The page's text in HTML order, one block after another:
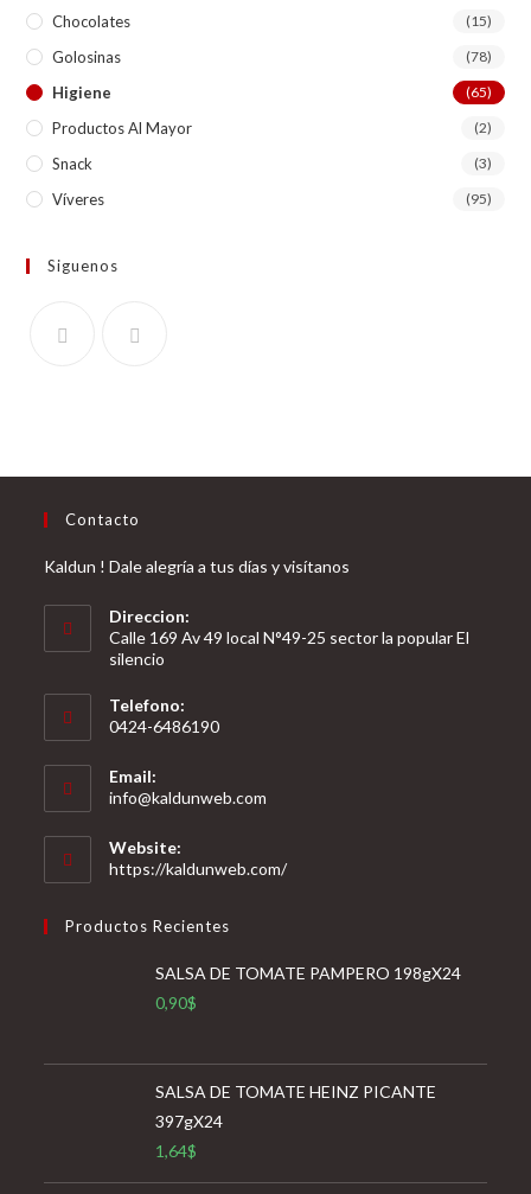
Chocolates (15)
Golosinas (78)
Higiene (65)
Productos Al Mayor (2)
Snack (3)
Víveres (95)
Siguenos
Contacto
Kaldun ! Dale alegría a tus días y visítanos
Direccion:
Calle 169 Av 49 local N°49-25 sector la popular El
silencio
Telefono:
0424-6486190
Email:
info@kaldunweb.com
aplicación
Website:
https://kaldunweb.com/
Productos Recientes
SALSA DE TOMATE PAMPERO 198gX24
0,90$
SALSA DE TOMATE HEINZ PICANTE
397gX24
1,64$